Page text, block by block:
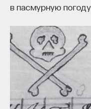
в пасмурную